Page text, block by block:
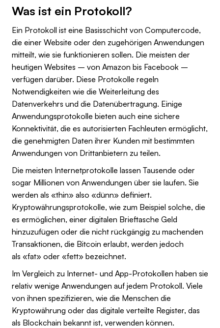
Was ist ein Protokoll?
Ein Protokoll ist eine Basisschicht von Computercode,
die einer Website oder den zugehörigen Anwendungen
mitteilt, wie sie funktionieren sollen. Die meisten der
heutigen Websites – von Amazon bis Facebook –
verfügen darüber. Diese Protokolle regeln
Notwendigkeiten wie die Weiterleitung des
Datenverkehrs und die Datenübertragung. Einige
Anwendungsprotokolle bieten auch eine sichere
Konnektivität, die es autorisierten Fachleuten ermöglicht,
die genehmigten Daten ihrer Kunden mit bestimmten
Anwendungen von Drittanbietern zu teilen.
Die meisten Internetprotokolle lassen Tausende oder
sogar Millionen von Anwendungen über sie laufen. Sie
werden als «thin» also «dünn» definiert.
Kryptowährungsprotokolle, wie zum Beispiel solche, die
es ermöglichen, einer digitalen Brieftasche Geld
hinzuzufügen oder die nicht rückgängig zu machenden
Transaktionen, die Bitcoin erlaubt, werden jedoch
als «fat» oder «fett» bezeichnet.
Im Vergleich zu Internet- und App-Protokollen haben sie
relativ wenige Anwendungen auf jedem Protokoll. Viele
von ihnen spezifizieren, wie die Menschen die
Kryptowährung oder das digitale verteilte Register, das
als Blockchain bekannt ist, verwenden können.